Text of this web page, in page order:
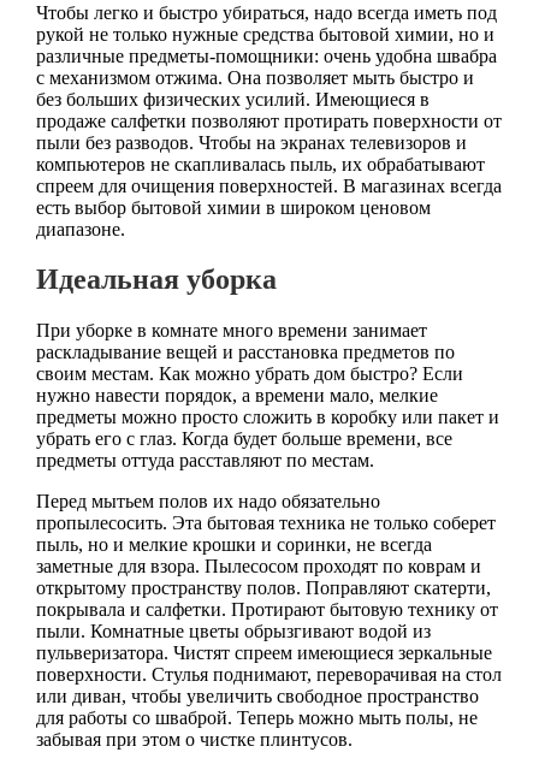
Чтобы легко и быстро убираться, надо всегда иметь под
рукой не только нужные средства бытовой химии, но и
различные предметы-помощники: очень удобна швабра
с механизмом отжима. Она позволяет мыть быстро и
без больших физических усилий. Имеющиеся в
продаже салфетки позволяют протирать поверхности от
пыли без разводов. Чтобы на экранах телевизоров и
компьютеров не скапливалась пыль, их обрабатывают
спреем для очищения поверхностей. В магазинах всегда
есть выбор бытовой химии в широком ценовом
диапазоне.
Идеальная уборка
При уборке в комнате много времени занимает
раскладывание вещей и расстановка предметов по
своим местам. Как можно убрать дом быстро? Если
нужно навести порядок, а времени мало, мелкие
предметы можно просто сложить в коробку или пакет и
убрать его с глаз. Когда будет больше времени, все
предметы оттуда расставляют по местам.
Перед мытьем полов их надо обязательно
пропылесосить. Эта бытовая техника не только соберет
пыль, но и мелкие крошки и соринки, не всегда
заметные для взора. Пылесосом проходят по коврам и
открытому пространству полов. Поправляют скатерти,
покрывала и салфетки. Протирают бытовую технику от
пыли. Комнатные цветы обрызгивают водой из
пульверизатора. Чистят спреем имеющиеся зеркальные
поверхности. Стулья поднимают, переворачивая на стол
или диван, чтобы увеличить свободное пространство
для работы со шваброй. Теперь можно мыть полы, не
забывая при этом о чистке плинтусов.